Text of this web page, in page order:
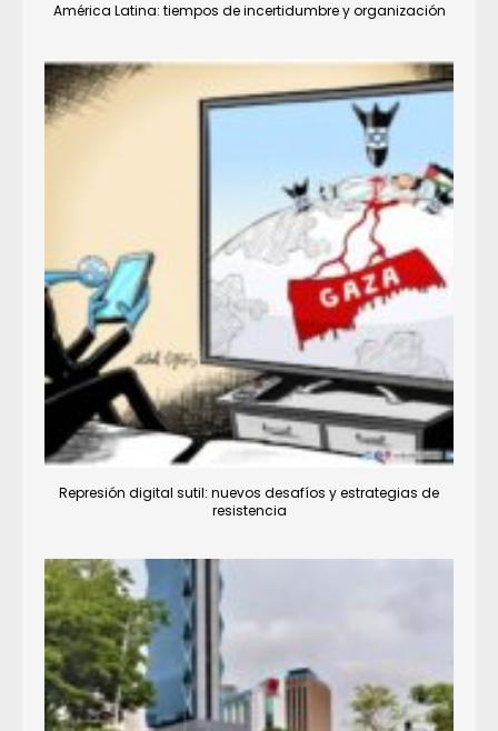
América Latina: tiempos de incertidumbre y organización
Represión digital sutil: nuevos desafíos y estrategias de
resistencia